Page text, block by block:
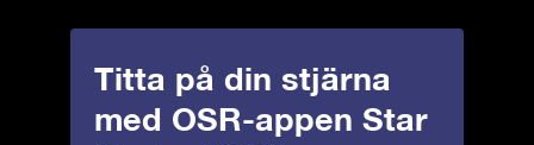
Titta på din stjärna
med OSR-appen Star